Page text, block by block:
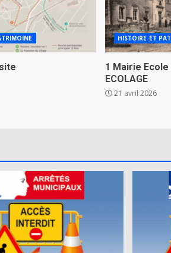
HISTOIRE ET
1 Mairie Ecole
ECOLAGE
21 avril 2026